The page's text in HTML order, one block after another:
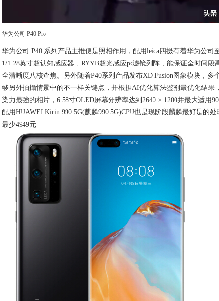
华为公司 P40 Pro
华为公司 P40 系列产品主推便是照相作用，配用leica四摄有着华为公司
1/1.28英寸超认知感应器，RYYB超光感应ps滤镜列阵，能保证全时间段
全清晰度八核查焦。另外随着P40系列产品发布XD Fusion图象模块，多
够另外拍攝情景中的不一样关键点，并根据AI优化算法鉴别最优化結果
染力最強的相片，6.58寸OLED屏幕分辨率达到2640 × 1200并最大适用
配用HUAWEI Kirin 990 5G(麒麟990 5G)CPU也是现阶段麟麟最好是的
最少4949元